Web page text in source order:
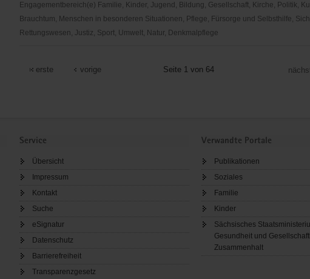
Engagementbereich(e) Familie, Kinder, Jugend, Bildung, Gesellschaft, Kirche, Politik,
Brauchtum, Menschen in besonderen Situationen, Pflege, Fürsorge und Selbsthilfe,
Rettungswesen, Justiz, Sport, Umwelt, Natur, Denkmalpflege
Sachsen
erste vorige Seite 1 von 64
Service
Übersicht
Impressum
Kontakt
Suche
eSignatur
Datenschutz
Barrierefreiheit
Transparenzgesetz
Verwandte Portale
Publikationen
Soziales
Familie
Kinder
Sächsisches
Gesundheit und
Zusammenhalt